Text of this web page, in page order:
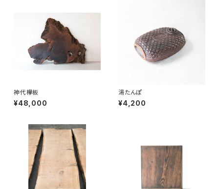
神代欅板
¥48,000
湯たんぽ
¥4,200